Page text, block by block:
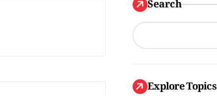
Search
Explore Topics